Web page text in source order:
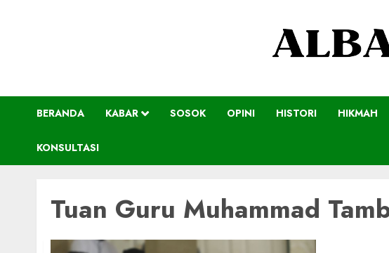
BERANDA KABAR SOSOK OPINI HISTORI HIKMAH
KONSULTASI
Tuan Guru Muhammad